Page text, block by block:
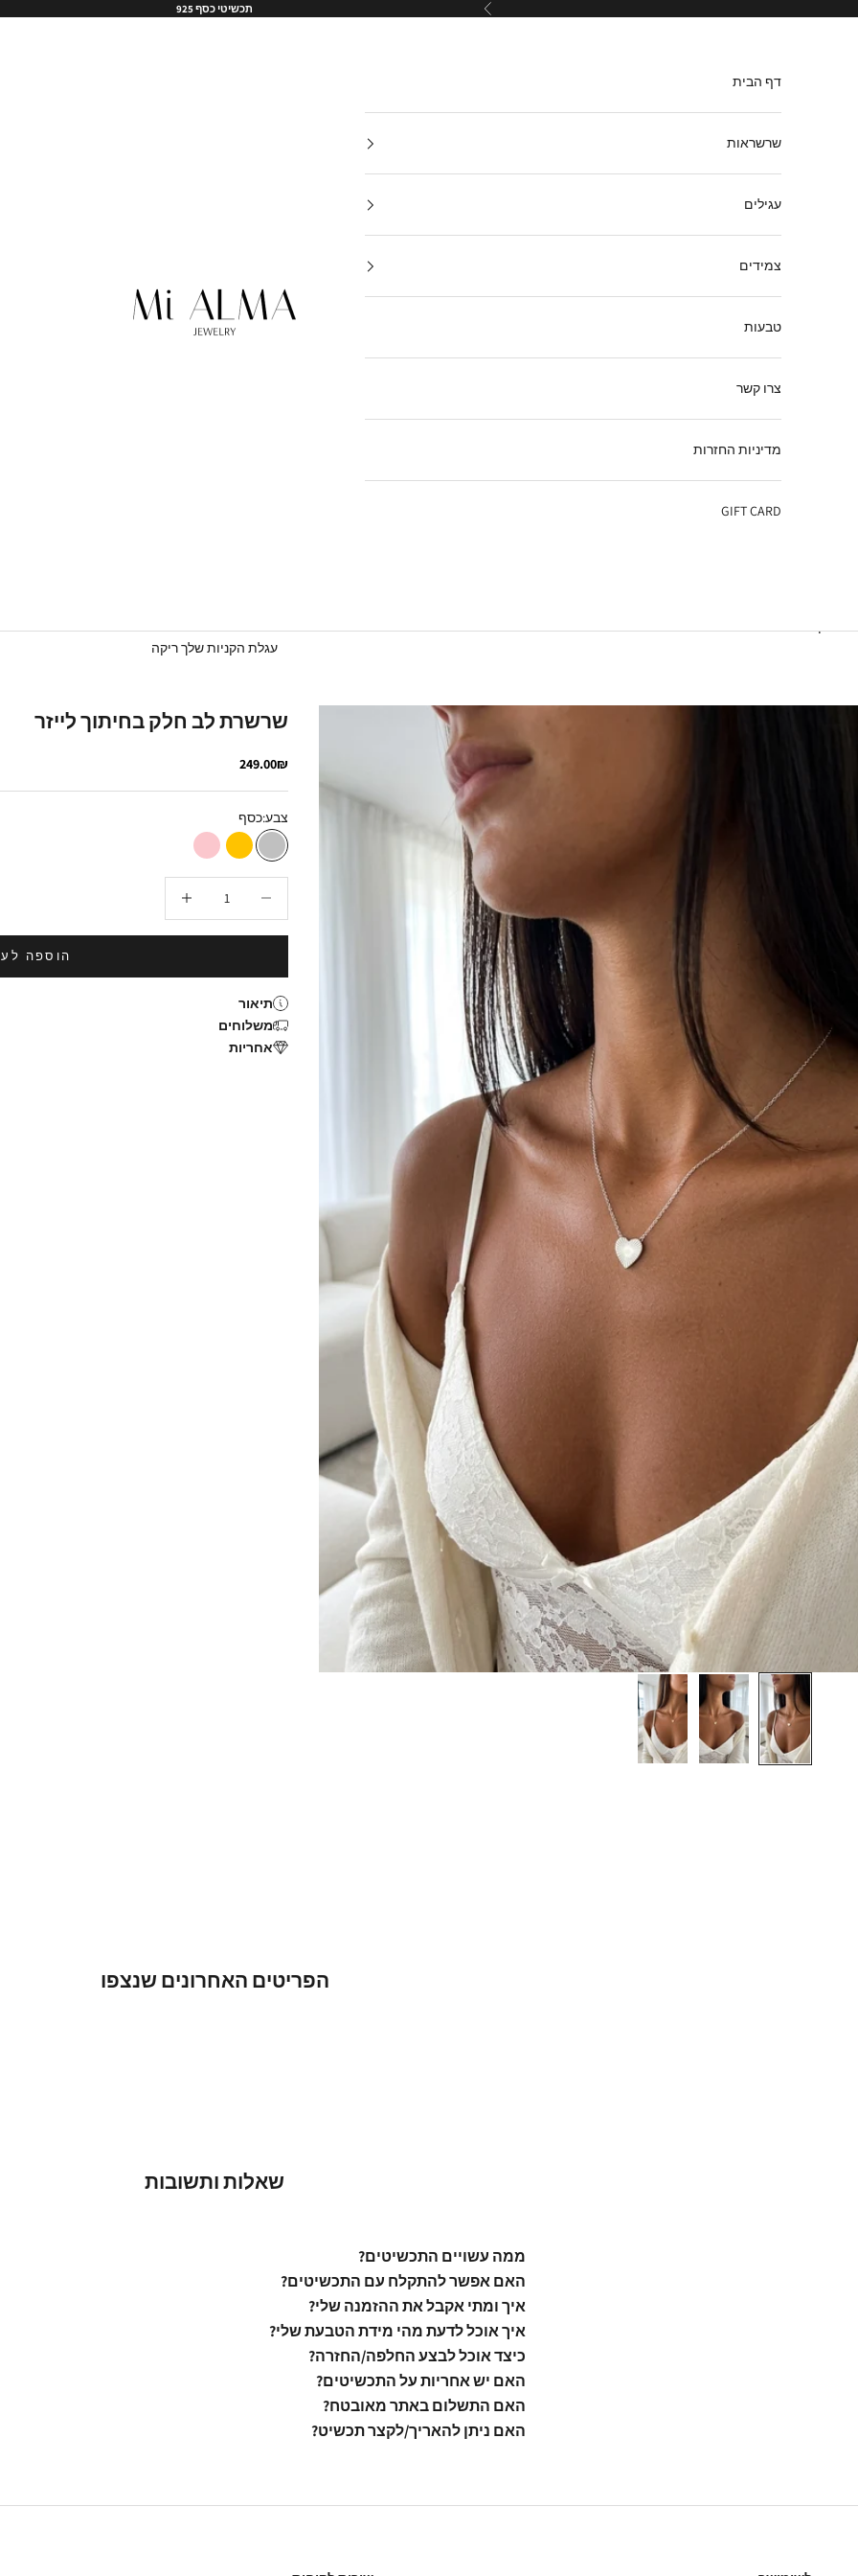
הקודם תכשיטי כסף 925
Mi-Alma-il
דף הבית
שרשראות
עגילים
צמידים
טבעות
צרו קשר
מדיניות החזרות
GIFT CARD
עגלת הקניות שלך ריקה
שרשרת לב חלק בחיתוך לייזר
מחיר מבצע
249.00₪
צבע:כסף
כסף זהב
רוז גולד
הוספה
תיאור
משלוחים
אחריות
הפריטים האחרונים שנצפו
שאלות ותשובות
ממה עשויים התכשיטים?
האם אפשר להתקלח עם התכשיטים?
איך ומתי אקבל את ההזמנה שלי?
איך אוכל לדעת מהי מידת הטבעת שלי?
כיצד אוכל לבצע החלפה/החזרה?
האם יש אחריות על התכשיטים?
האם התשלום באתר מאובטח?
האם ניתן להאריך/לקצר תכשיט?